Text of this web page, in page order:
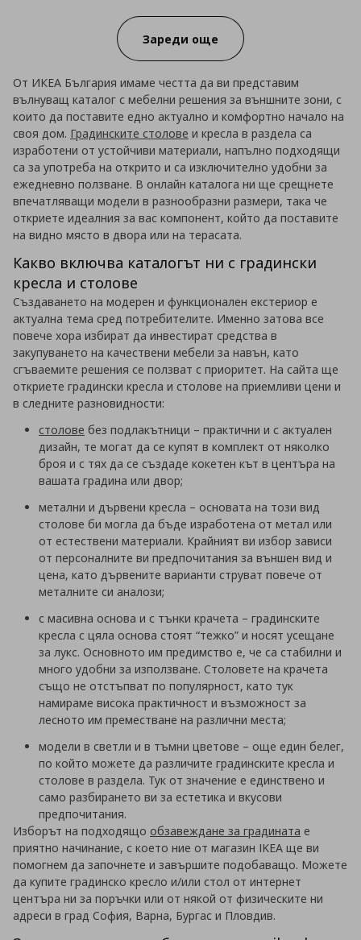
Зареди още
От ИКЕА България имаме честта да ви представим
вълнуващ каталог с мебелни решения за външните зони, с
които да поставите едно актуално и комфортно начало на
своя дом. Градинските столове и кресла в раздела са
изработени от устойчиви материали, напълно подходящи
са за употреба на открито и са изключително удобни за
ежедневно ползване. В онлайн каталога ни ще срещнете
впечатляващи модели в разнообразни размери, така че
откриете идеалния за вас компонент, който да поставите
на видно място в двора или на терасата.
Какво включва каталогът ни с градински
кресла и столове
Създаването на модерен и функционален екстериор е
актуална тема сред потребителите. Именно затова все
повече хора избират да инвестират средства в
закупуването на качествени мебели за навън, като
сгъваемите решения се ползват с приоритет. На сайта ще
откриете градински кресла и столове на приемливи цени и
в следните разновидности:
столове без подлакътници – практични и с актуален
дизайн, те могат да се купят в комплект от няколко
броя и с тях да се създаде кокетен кът в центъра на
вашата градина или двор;
метални и дървени кресла – основата на този вид
столове би могла да бъде изработена от метал или
от естествени материали. Крайният ви избор зависи
от персоналните ви предпочитания за външен вид и
цена, като дървените варианти струват повече от
металните си аналози;
с масивна основа и с тънки крачета – градинските
кресла с цяла основа стоят “тежко” и носят усещане
за лукс. Основното им предимство е, че са стабилни и
много удобни за използване. Столовете на крачета
също не отстъпват по популярност, като тук
намираме висока практичност и възможност за
лесното им преместване на различни места;
модели в светли и в тъмни цветове – още един белег,
по който можете да различите градинските кресла и
столове в раздела. Тук от значение е единствено и
само разбирането ви за естетика и вкусови
предпочитания.
Изборът на подходящо обзавеждане за градината е
приятно начинание, с което ние от магазин IKEA ще ви
помогнем да започнете и завършите подобаващо. Можете
да купите градинско кресло и/или стол от интернет
центъра ни за поръчки или от някой от физическите ни
адреси в град София, Варна, Бургас и Пловдив.